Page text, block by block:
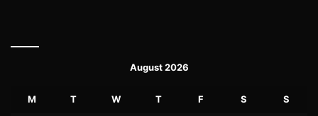
August 2026
M T W T F S S